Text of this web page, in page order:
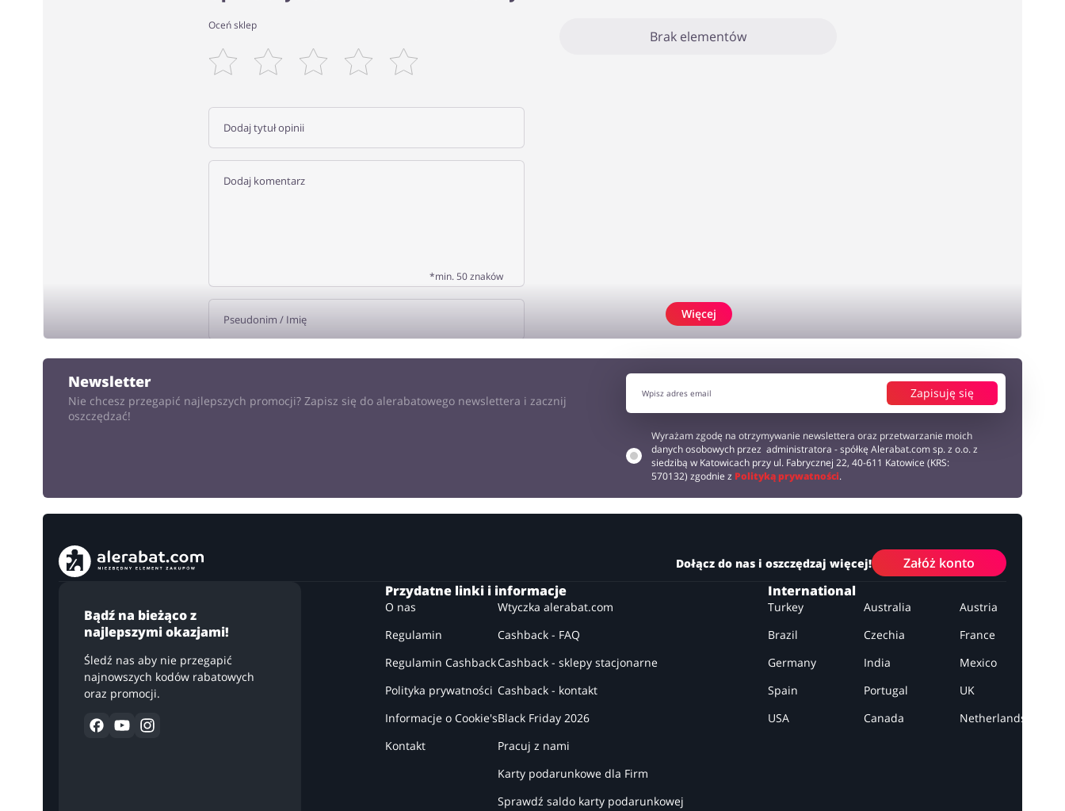
Oceń sklep
*min. 50 znaków
Brak elementów
Więcej
Newsletter
Nie chcesz przegapić najlepszych promocji? Zapisz się do alerabatowego newslettera i zacznij
oszczędzać!
Zapisuję się
Wyrażam zgodę na otrzymywanie newslettera oraz przetwarzanie moich
danych osobowych przez administratora - spółkę Alerabat.com sp. z o.o. z
siedzibą w Katowicach przy ul. Fabrycznej 22, 40-611 Katowice (KRS:
570132) zgodnie z Polityką prywatności.
Dołącz do nas i oszczędzaj więcej! Załóż konto
Bądź na bieżąco z
najlepszymi okazjami!
Śledź nas aby nie przegapić
najnowszych kodów rabatowych
oraz promocji.
Przydatne linki i informacje
O nas
Regulamin
Regulamin Cashback
Polityka prywatności
Informacje o Cookie's
Kontakt
Wtyczka alerabat.com
Cashback - FAQ
Cashback - sklepy stacjonarne
Cashback - kontakt
Black Friday 2026
Pracuj z nami
Karty podarunkowe dla Firm
Sprawdź saldo karty podarunkowej
International
Turkey Australia
Austria
Brazil
Czechia
France
Germany
India
Mexico
Spain
Portugal
UK
USA
Canada Netherlands